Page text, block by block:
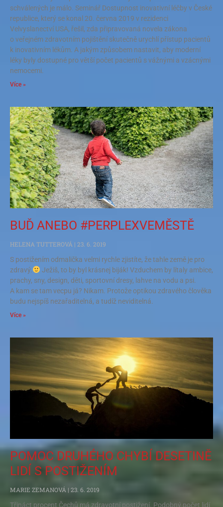
schválených je málo. Seminář Dostupnost inovativní léčby v České
republice, který se konal 20. června 2019 v rezidenci
Velvyslanectví USA, řešil, zda připravovaná novela zákona
o veřejném zdravotním pojištění skutečně urychlí přístup pacientů
k inovativním lékům. A jakým způsobem nastavit, aby moderní
léky byly dostupné pro větší počet pacientů s vážnými a vzácnými
nemocemi.
Více »
BUĎ ANEBO #PERPLEXVEMĚSTĚ
HELENA TUTTEROVÁ
23. 6. 2019
S postižením odmalička velmi rychle zjistíte, že tahle země je pro
zdravý.
Ježiš, to by byl krásnej biják! Vzduchem by lítaly ambice,
prachy, sny, design, děti, sportovní dresy, lahve na vodu a psi.
A kam se tam vecpu já? Nikam. Protože optikou zdravého člověka
budu nejspíš nezařaditelná, a tudíž neviditelná.
Více »
POMOC DRUHÉHO CHYBÍ DESETINĚ
LIDÍ S POSTIŽENÍM
MARIE ZEMANOVÁ
23. 6. 2019
Třináct procent Čechů má zdravotní postižení. Podobný počet lidí